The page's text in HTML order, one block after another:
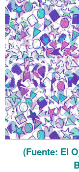
(Fuente: El